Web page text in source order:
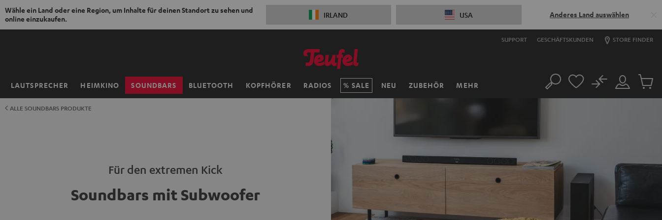
Wähle ein Land oder eine Region, um Inhalte für deinen Standort zu sehen und
online einzukaufen.
IRLAND USA Anderes Land auswählen
ZUM
SUPPORT GESCHÄFTSKUNDEN STORE FINDER
LAUTSPRECHER HEIMKINO SOUNDBARS BLUETOOTH KOPFHÖRER RADIOS SALE NEU ZUBEHÖR MEHR
Startseite Suche
Mein
Konto
No
Artikel
ALLE SOUNDBARS PRODUKTE
Für den extremen Kick
Soundbars mit Subwoofer